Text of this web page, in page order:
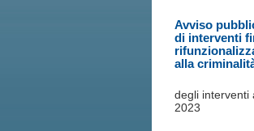
Avviso
di interventi
alla
degli interventi
2023